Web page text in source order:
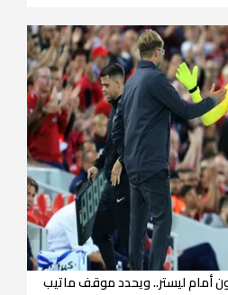
أمام ليستر.. ويحدد موقف ماتيب